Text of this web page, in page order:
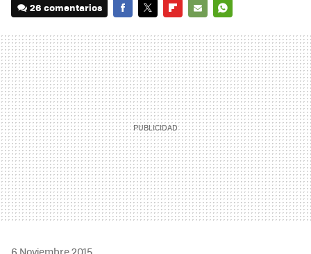
26 comentarios
MAIL
6 Noviembre 2015